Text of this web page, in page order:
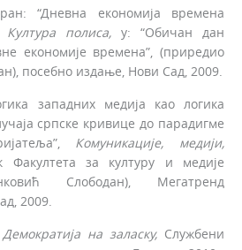
“Дневна економија времена
Култура полиса, у: “Обичан дан
економије времена”, (приредио
посебно издање, Нови Сад, 2009.
западних медија као логика
српске кривице до парадигме
Комуникације, медији,
Факултета за културу и медије
Слободан), Мегатренд
2009.
Демократија на заласку, Службени